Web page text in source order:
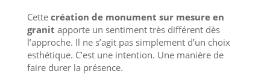
Cette création de monument sur mesure en
granit apporte un sentiment très différent dès
l’approche. Il ne s’agit pas simplement d’un choix
esthétique. C’est une intention. Une manière de
faire durer la présence.